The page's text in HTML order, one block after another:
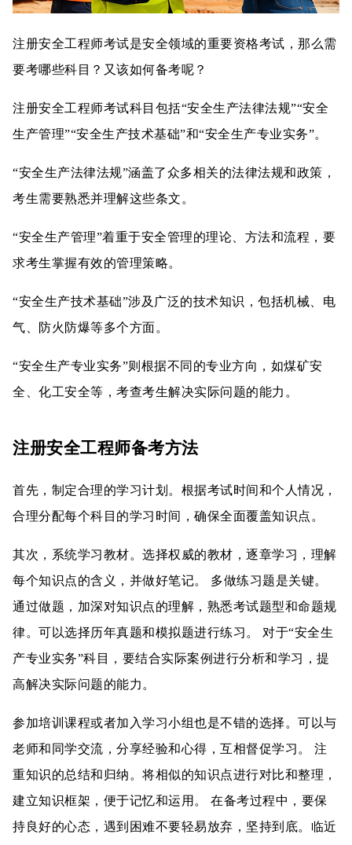
注册安全工程师考试是安全领域的重要资格考试，那么需
要考哪些科目？又该如何备考呢？
注册安全工程师考试科目包括“安全生产法律法规”“安全
生产管理”“安全生产技术基础”和“安全生产专业实务”。
“安全生产法律法规”涵盖了众多相关的法律法规和政策，
考生需要熟悉并理解这些条文。
“安全生产管理”着重于安全管理的理论、方法和流程，要
求考生掌握有效的管理策略。
“安全生产技术基础”涉及广泛的技术知识，包括机械、电
气、防火防爆等多个方面。
“安全生产专业实务”则根据不同的专业方向，如煤矿安
全、化工安全等，考查考生解决实际问题的能力。
注册安全工程师备考方法
首先，制定合理的学习计划。根据考试时间和个人情况，
合理分配每个科目的学习时间，确保全面覆盖知识点。
其次，系统学习教材。选择权威的教材，逐章学习，理解
每个知识点的含义，并做好笔记。 多做练习题是关键。
通过做题，加深对知识点的理解，熟悉考试题型和命题规
律。可以选择历年真题和模拟题进行练习。 对于“安全生
产专业实务”科目，要结合实际案例进行分析和学习，提
高解决实际问题的能力。
参加培训课程或者加入学习小组也是不错的选择。可以与
老师和同学交流，分享经验和心得，互相督促学习。 注
重知识的总结和归纳。将相似的知识点进行对比和整理，
建立知识框架，便于记忆和运用。 在备考过程中，要保
持良好的心态，遇到困难不要轻易放弃，坚持到底。 临近